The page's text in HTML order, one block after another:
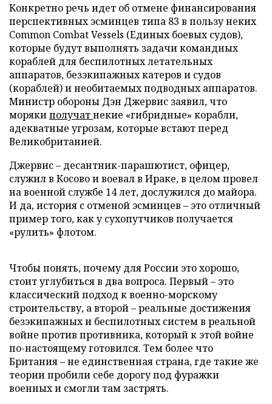
Конкретно речь идет об отмене финансирования
перспективных эсминцев типа 83 в пользу неких
Common Combat Vessels (Единых боевых судов),
которые будут выполнять задачи командных
кораблей для беспилотных летательных
аппаратов, безэкипажных катеров и судов
(кораблей) и необитаемых подводных аппаратов.
Министр обороны Дэн Джервис заявил, что
морякиполучатнекие «гибридные» корабли,
адекватные угрозам, которые встают перед
Великобританией.
Джервис – десантник-парашютист, офицер,
служил в Косово и воевал в Ираке, в целом провел
на военной службе 14 лет, дослужился до майора.
И да, история с отменой эсминцев – это отличный
пример того, как у сухопутчиков получается
«рулить» флотом.
Чтобы понять, почему для России это хорошо,
стоит углубиться в два вопроса. Первый – это
классический подход к военно-морскому
строительству, а второй – реальные достижения
безэкипажных и беспилотных систем в реальной
войне против противника, который к этой войне
по-настоящему готовился. Тем более что
Британия – не единственная страна, где такие же
теории пробили себе дорогу под фуражки
военных и смогли там застрять.